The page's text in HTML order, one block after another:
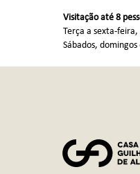
Visitação até 8
Terça a sexta-feira,
Sábados,